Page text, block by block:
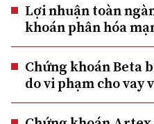
Lợi nhuận toàn
khoán phân hóa
Chứng khoán Beta
do vi phạm cho vay